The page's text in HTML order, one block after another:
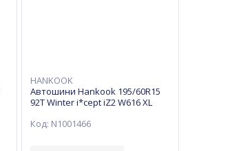
HANKOOK
Автошини Hankook 195/60R15
92T Winter i*cept iZ2 W616 XL
Код: N1001466